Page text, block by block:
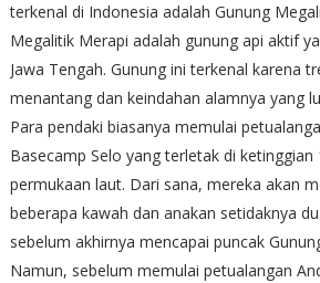
terkenal di Indonesia adalah Gunung
Megalitik Merapi adalah gunung api aktif
Jawa Tengah. Gunung ini terkenal karena
menantang dan keindahan alamnya yang
Para pendaki biasanya memulai
Basecamp Selo yang terletak di
permukaan laut. Dari sana, mereka akan
beberapa kawah dan anakan setidaknya
sebelum akhirnya mencapai puncak
Namun, sebelum memulai petualangan